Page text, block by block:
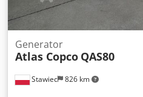
Stawiec 826 km
Generator
Atlas Copco QAS80